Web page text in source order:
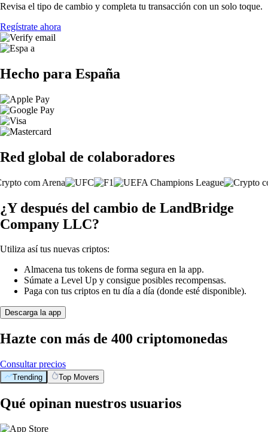
Revisa el tipo de cambio y completa tu transacción con un solo toque.
Regístrate ahora
Hecho para España
Red global de colaboradores
¿Y después del cambio de LandBridge
Company LLC?
Utiliza así tus nuevas criptos:
Almacena tus tokens de forma segura en la app.
Súmate a Level Up y consigue posibles recompensas.
Paga con tus criptos en tu día a día (donde esté disponible).
Descarga la app
Hazte con más de 400 criptomonedas
Consultar precios
Trending Top Movers
Qué opinan nuestros usuarios